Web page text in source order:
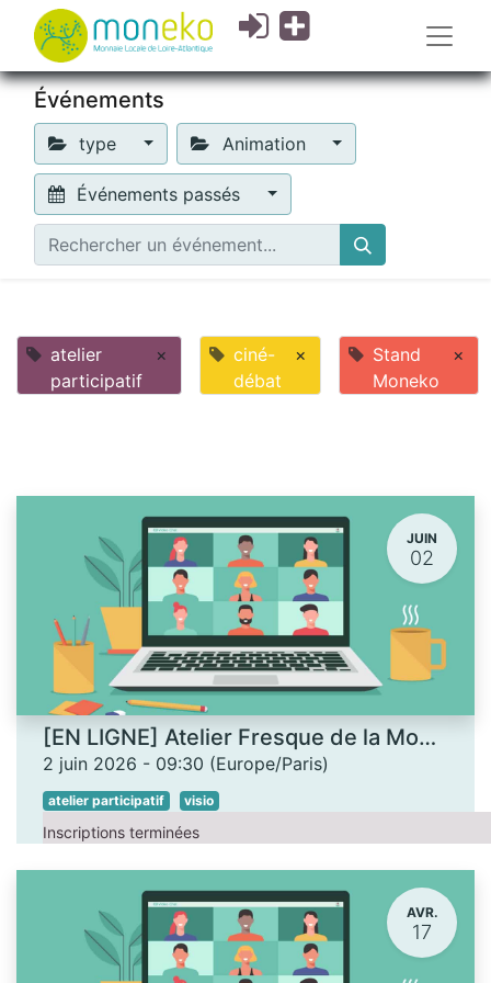
Événements
type Animation
Événements passés
atelier
participatif
×
ciné-
débat
×
Stand
Moneko
×
JUIN
02
[EN LIGNE] Atelier Fresque de la Monnaie
2 juin 2026 - 09:30 (Europe/Paris)
atelier participatif visio
Inscriptions terminées
AVR.
17